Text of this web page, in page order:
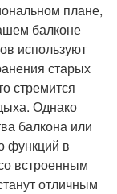
плане,
балконе
используют
старых
стремится
Однако
балкона или
функций в
встроенным
отличным